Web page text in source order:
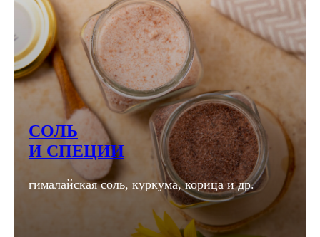
СОЛЬ
И СПЕЦИИ
гималайская соль, куркума, корица и др.